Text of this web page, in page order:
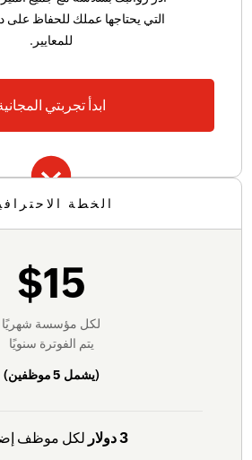
التي يحتاجها عملك للحفاظ على
للمعايير.
ابدأ تجربتي
إنشاء كشوف رواتب تلقائيًا
إنشاء ملفات الرواتب
الامتثال لمزايا نهاية الخدمة
متأخرات الموظفين الجدد
دعم عبر المكالمات الصوتية والبريد
الخطة
$15
لكل مؤسسة شهريًا
يتم الفوترة سنويًا
(يشمل 5 موظفين )
3 دولار لكل موظف